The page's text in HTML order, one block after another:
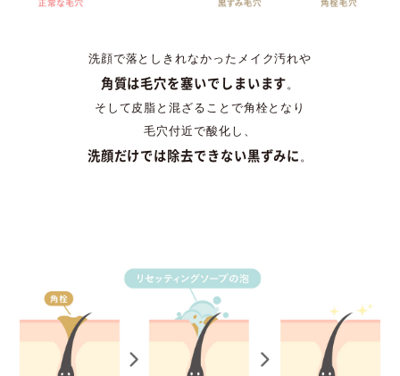
洗顔で落としきれなかったメイク汚れや
角質は毛穴を塞いでしまいます。
そして皮脂と混ざることで角栓となり
毛穴付近で酸化し、
洗顔だけでは除去できない黒ずみに 。